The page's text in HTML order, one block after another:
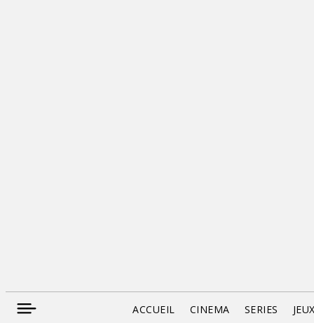
ACCUEIL CINEMA SERIES